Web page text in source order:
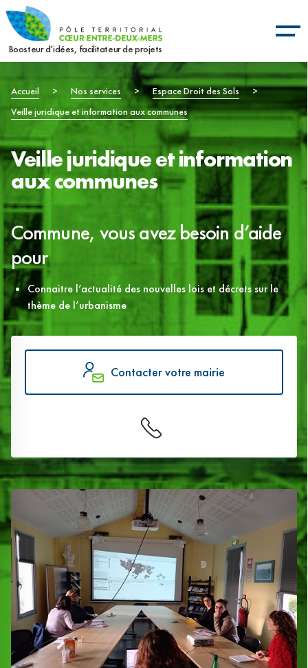
Aller
au
contenu
Boosteur d’idées, facilitateur de projets
Fil
d'Ariane
Accueil > Nos services > Espace Droit des Sols
>
Veille juridique et information aux communes
Veille juridique et information
aux communes
Commune, vous avez besoin d’aide
pour
Connaitre l’actualité des nouvelles lois et décrets sur le
thème de l’urbanisme
Contacter votre mairie
Panneau de gestion des cookies